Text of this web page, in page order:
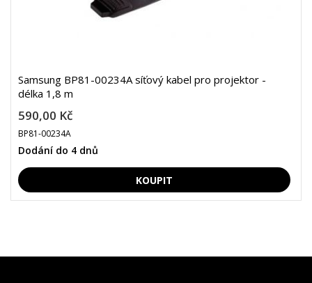
Samsung BP81-00234A síťový kabel pro projektor -
délka 1,8 m
590,00 Kč
BP81-00234A
Dodání do 4 dnů